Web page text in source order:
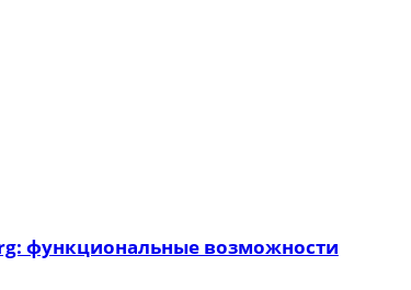
функциональные возможности